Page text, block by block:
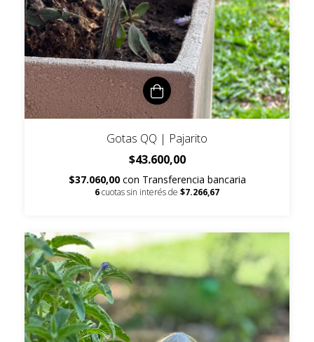
Gotas QQ | Pajarito
$43.600,00
$37.060,00 con Transferencia bancaria
6cuotas sin interés de $7.266,67